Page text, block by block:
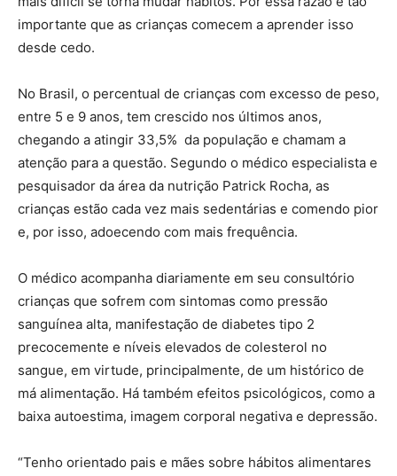
importante que as crianças comecem a aprender isso
desde cedo.
No Brasil, o percentual de crianças com excesso de peso,
entre 5 e 9 anos, tem crescido nos últimos anos,
chegando a atingir 33,5% da população e chamam a
atenção para a questão. Segundo o médico especialista e
pesquisador da área da nutrição Patrick Rocha, as
crianças estão cada vez mais sedentárias e comendo pior
e, por isso, adoecendo com mais frequência.
O médico acompanha diariamente em seu consultório
crianças que sofrem com sintomas como pressão
sanguínea alta, manifestação de diabetes tipo 2
precocemente e níveis elevados de colesterol no
sangue, em virtude, principalmente, de um histórico de
má alimentação. Há também efeitos psicológicos, como a
baixa autoestima, imagem corporal negativa e depressão.
“Tenho orientado pais e mães sobre hábitos alimentares